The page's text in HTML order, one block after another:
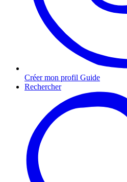
Créer mon profil Guide
Rechercher